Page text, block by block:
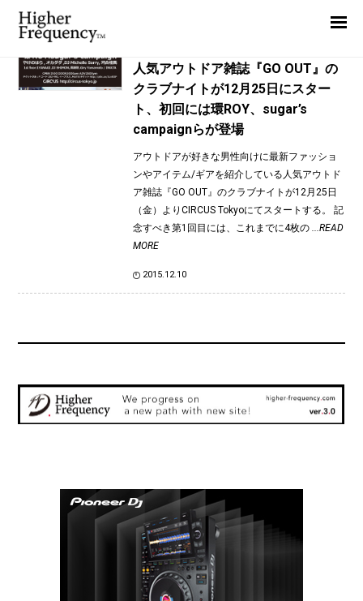
TAG: sugar’s campaign
人気アウトドア雑誌『GO OUT』の
クラブナイトが12月25日にスター
ト、初回には環ROY、sugar’s
campaignらが登場
アウトドアが好きな男性向けに最新ファッショ
ンやアイテム/ギアを紹介している人気アウトド
ア雑誌『GO OUT』のクラブナイトが12月25日
（金）よりCIRCUS Tokyoにてスタートする。 記
念すべき第1回目には、これまでに4枚の ...READ
MORE
2015.12.10
News
Interview
Highlight
Report